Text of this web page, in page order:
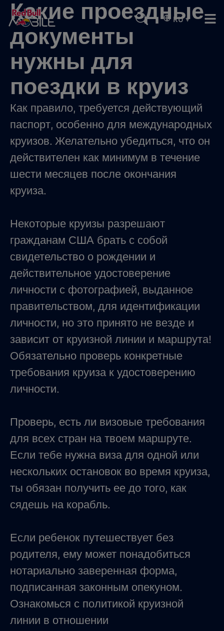
RU ▾
Какие проездные
документы
нужны для
поездки в круиз
Как правило, требуется действующий
паспорт, особенно для международных
круизов. Желательно убедиться, что он
действителен как минимум в течение
шести месяцев после окончания
круиза.
Некоторые круизы разрешают
гражданам США брать с собой
свидетельство о рождении и
действительное удостоверение
личности с фотографией, выданное
правительством, для идентификации
личности, но это принято не везде и
зависит от круизной линии и маршрута!
Обязательно проверь конкретные
требования круиза к удостоверению
личности.
Проверь, есть ли визовые требования
для всех стран на твоем маршруте.
Если тебе нужна виза для одной или
нескольких остановок во время круиза,
ты обязан получить ее до того, как
сядешь на корабль.
Если ребенок путешествует без
родителя, ему может понадобиться
нотариально заверенная форма,
подписанная законным опекуном.
Ознакомься с политикой круизной
линии в отношении